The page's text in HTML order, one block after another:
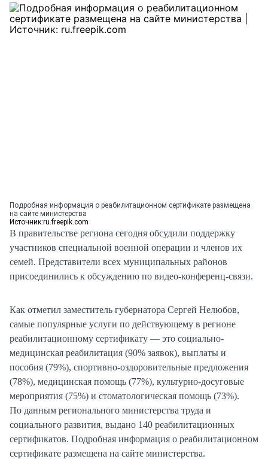
Подробная информация о реабилитационном сертификате размещена
на сайте министерства
Источник:ru.freepik.com
В правительстве региона сегодня обсудили поддержку
участников специальной военной операции и членов их
семей. Представители всех муниципальных районов
присоединились к обсуждению по видео-конференц-связи.
Как отметил заместитель губернатора Сергей Нелюбов,
самые популярные услуги по действующему в регионе
реабилитационному сертификату — это социально-
медицинская реабилитация (90% заявок), выплаты и
пособия (79%), спортивно-оздоровительные предложения
(78%), медицинская помощь (77%), культурно-досуговые
мероприятия (75%) и стоматологическая помощь (73%).
По данным регионального министерства труда и
социального развития, выдано 140 реабилитационных
сертификатов. Подробная информация о реабилитационном
сертификате размещена на сайте министерства.